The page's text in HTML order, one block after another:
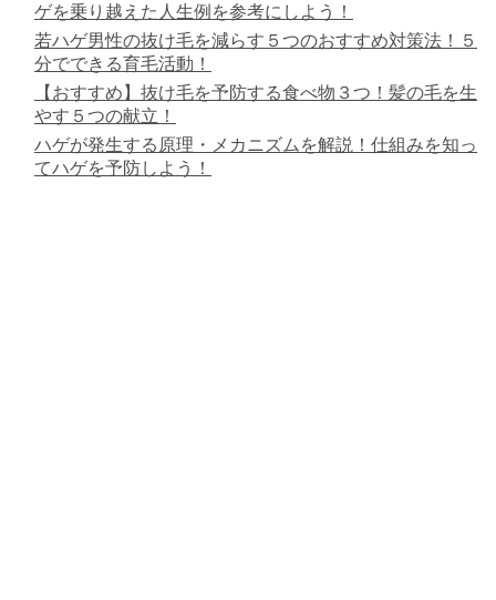
ゲを乗り越えた人生例を参考にしよう！
若ハゲ男性の抜け毛を減らす５つのおすすめ対策法！５
分でできる育毛活動！
【おすすめ】抜け毛を予防する食べ物３つ！髪の毛を生
やす５つの献立！
ハゲが発生する原理・メカニズムを解説！仕組みを知っ
てハゲを予防しよう！